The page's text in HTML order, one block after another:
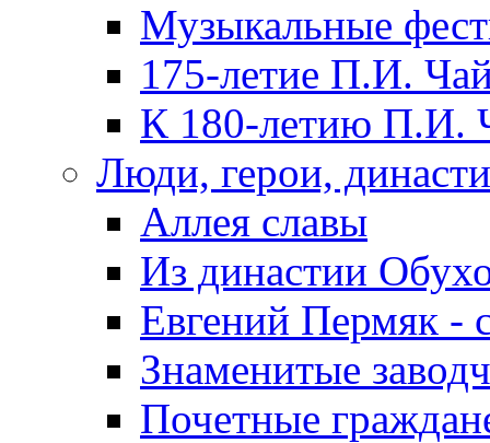
Музыкальные
175-летие П.И.
К 180-летию П.И.
Люди, герои,
Аллея славы
Из династии
Евгений Пермяк -
Знаменитые
Почетные